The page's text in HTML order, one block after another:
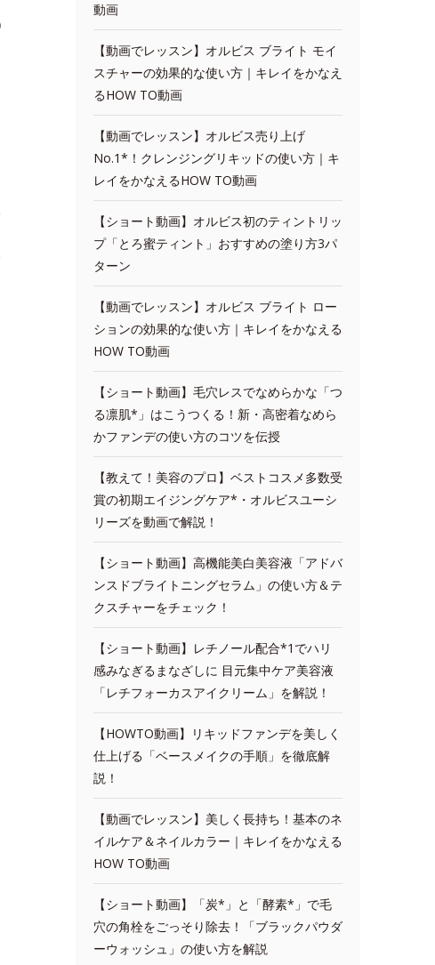
動画
【動画でレッスン】オルビス ブライト モイ
スチャーの効果的な使い方｜キレイをかなえ
るHOW TO動画
【動画でレッスン】オルビス売り上げ
No.1*！クレンジングリキッドの使い方｜キ
レイをかなえるHOW TO動画
【ショート動画】オルビス初のティントリッ
プ「とろ蜜ティント」おすすめの塗り方3パ
ターン
【動画でレッスン】オルビス ブライト ロー
ションの効果的な使い方｜キレイをかなえる
HOW TO動画
【ショート動画】毛穴レスでなめらかな「つ
る凛肌*」はこうつくる！新・高密着なめら
かファンデの使い方のコツを伝授
【教えて！美容のプロ】ベストコスメ多数受
賞の初期エイジングケア*・オルビスユーシ
リーズを動画で解説！
【ショート動画】高機能美白美容液「アドバ
ンスドブライトニングセラム」の使い方＆テ
クスチャーをチェック！
【ショート動画】レチノール配合*1でハリ
感みなぎるまなざしに 目元集中ケア美容液
「レチフォーカスアイクリーム」を解説！
【HOWTO動画】リキッドファンデを美しく
仕上げる「ベースメイクの手順」を徹底解
説！
【動画でレッスン】美しく長持ち！基本のネ
イルケア＆ネイルカラー｜キレイをかなえる
HOW TO動画
【ショート動画】「炭*」と「酵素*」で毛
穴の角栓をごっそり除去！「ブラックパウダ
ーウォッシュ」の使い方を解説